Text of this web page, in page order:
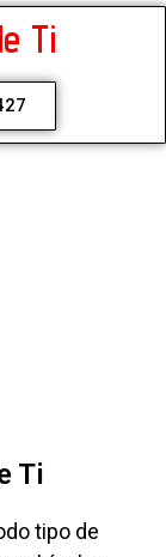
Ti
Ti
tipo de